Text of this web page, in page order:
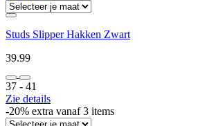
Studs Slipper Hakken Zwart
39.99
37 ‐ 41
Zie details
-20% extra vanaf 3 items